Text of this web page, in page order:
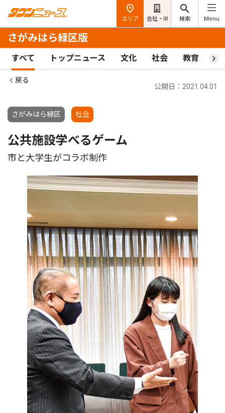
エリア 会社・IR 検索 Menu
さがみはら緑区版
すべて トップニュース 文化 社会 教育 ス
戻る
さがみはら緑区 社会
公開日：2021.04.01
公共施設学べるゲーム
市と大学生がコラボ制作